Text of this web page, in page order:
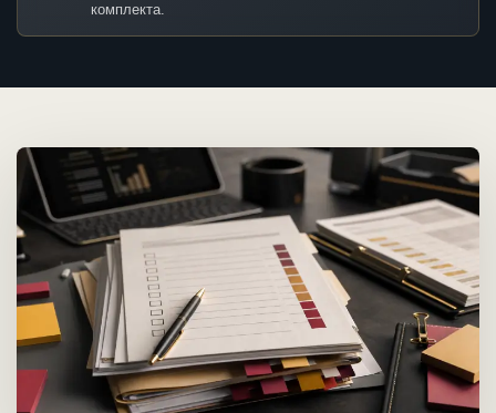
комплекта.